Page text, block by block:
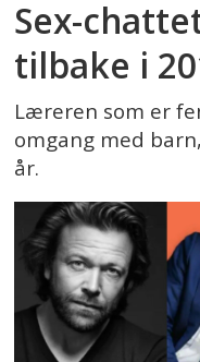
Sex-
tilbake i
Læreren som er
omgang med
år.